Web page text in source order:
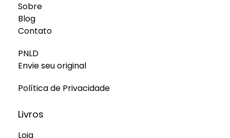
Sobre
Blog
Contato
PNLD
Envie seu original
Política de Privacidade
Livros
Loja